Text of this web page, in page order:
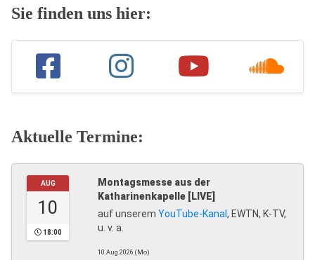
Sie finden uns hier:
Aktuelle Termine:
AUG
10
18:00
Montagsmesse aus der
Katharinenkapelle [LIVE]
auf unserem YouTube-Kanal, EWTN, K-TV,
u. v. a.
10.Aug.2026 (Mo)